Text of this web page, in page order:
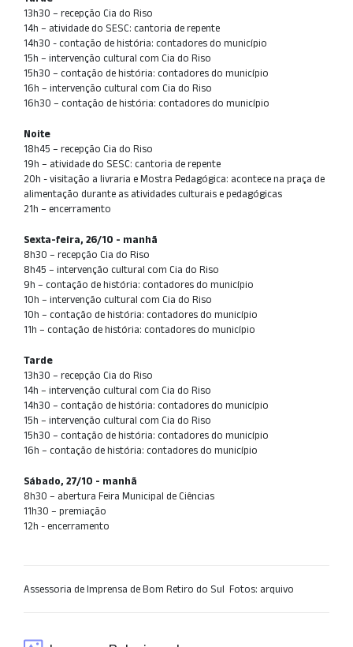
13h30 – recepção Cia do Riso
14h – atividade do SESC: cantoria de repente
14h30 - contação de história: contadores do município
15h – intervenção cultural com Cia do Riso
15h30 – contação de história: contadores do município
16h – intervenção cultural com Cia do Riso
16h30 – contação de história: contadores do município
Noite
18h45 – recepção Cia do Riso
19h – atividade do SESC: cantoria de repente
20h - visitação a livraria e Mostra Pedagógica: acontece na praça de
alimentação durante as atividades culturais e pedagógicas
21h – encerramento
Sexta-feira, 26/10 - manhã
8h30 – recepção Cia do Riso
8h45 – intervenção cultural com Cia do Riso
9h – contação de história: contadores do município
10h – intervenção cultural com Cia do Riso
10h – contação de história: contadores do município
11h – contação de história: contadores do município
Tarde
13h30 – recepção Cia do Riso
14h – intervenção cultural com Cia do Riso
14h30 – contação de história: contadores do município
15h – intervenção cultural com Cia do Riso
15h30 – contação de história: contadores do município
16h – contação de história: contadores do município
Sábado, 27/10 - manhã
8h30 – abertura Feira Municipal de Ciências
11h30 – premiação
12h - encerramento
Assessoria de Imprensa de Bom Retiro do Sul  Fotos: arquivo